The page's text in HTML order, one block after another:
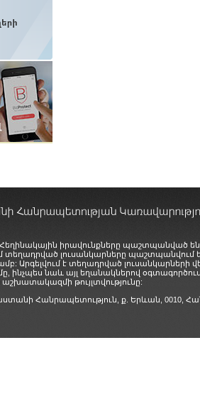
Հեղինակային իրավունքները պաշտպանված
տեղադրված լուսանկարները
Արգելվում է տեղադրված
ինչպես նաև այլ եղանակներով
թույլտվությունը:
Հանրապետություն, ք. Երևան, 0010,